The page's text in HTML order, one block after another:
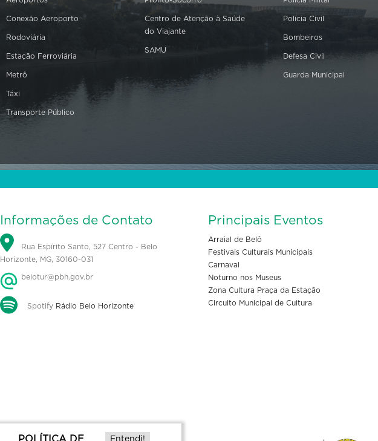
Conexão Aeroporto
Rodoviária
Estação Ferroviária
Metrô
Táxi
Transporte Público
Centro de Atenção à Saúde
do Viajante
SAMU
Polícia Civil
Bombeiros
Defesa Civil
Guarda Municipal
Informações de Contato
Rua Espírito Santo, 527 Centro - Belo
Horizonte, MG, 30160-031
belotur@pbh.gov.br
Spotify Rádio Belo Horizonte
Principais Eventos
Arraial de Belô
Festivais Culturais Municipais
Carnaval
Noturno nos Museus
Zona Cultura Praça da Estação
Circuito Municipal de Cultura
Entendi!